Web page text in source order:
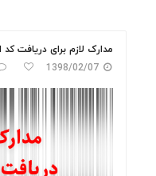
مدارک لازم برای دریافت کد
1398/02/07